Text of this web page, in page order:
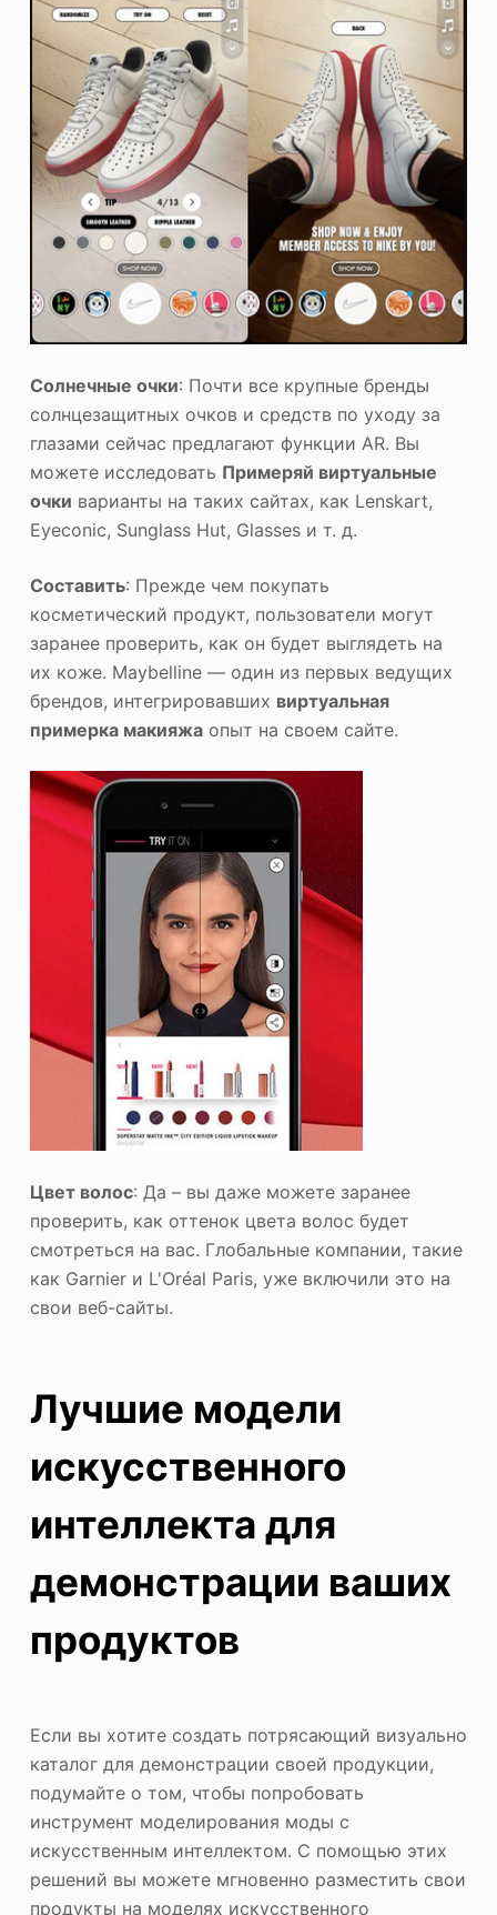
Солнечные очки: Почти все крупные бренды
солнцезащитных очков и средств по уходу за
глазами сейчас предлагают функции AR. Вы
можете исследовать Примеряй виртуальные
очки варианты на таких сайтах, как Lenskart,
Eyeconic, Sunglass Hut, Glasses и т. д.
Составить: Прежде чем покупать
косметический продукт, пользователи могут
заранее проверить, как он будет выглядеть на
их коже. Maybelline — один из первых ведущих
брендов, интегрировавших виртуальная
примерка макияжаопыт на своем сайте.
Цвет волос: Да – вы даже можете заранее
проверить, как оттенок цвета волос будет
смотреться на вас. Глобальные компании, такие
как Garnier и L'Oréal Paris, уже включили это на
свои веб-сайты.
Лучшие модели
искусственного
интеллекта для
демонстрации ваших
продуктов
Если вы хотите создать потрясающий визуально
каталог для демонстрации своей продукции,
подумайте о том, чтобы попробовать
инструмент моделирования моды с
искусственным интеллектом. С помощью этих
решений вы можете мгновенно разместить свои
продукты на моделях искусственного